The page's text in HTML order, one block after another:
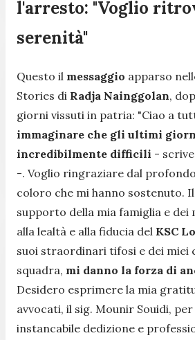
l'arresto: "Voglio
serenità"
Questo il messaggio apparso
Stories di Radja Nainggolan,
giorni vissuti in patria: "Ciao a
immaginare che gli ultimi
incredibilmente difficili -
-. Voglio ringraziare dal
coloro che mi hanno sostenuto.
supporto della mia famiglia e dei
alla lealtà e alla fiducia del KSC
suoi straordinari tifosi e dei miei
squadra, mi danno la forza di
Desidero esprimere la mia
avvocati, il sig. Mounir Souidi,
instancabile dedizione e